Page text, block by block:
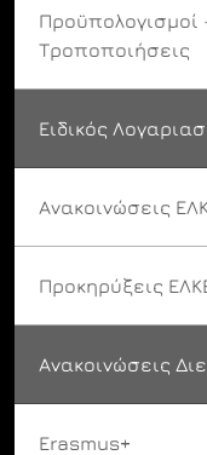
Τροποποιήσεις
Ειδικός
Ανακοινώσεις
Προκηρύξεις
Ανακοινώσεις
Erasmus+